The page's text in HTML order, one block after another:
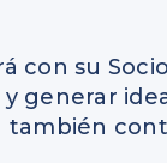
con su
generar
también